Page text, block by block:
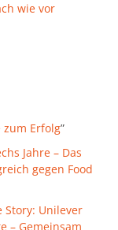
wie vor
zum Erfolg”
Jahre – Das
gegen Food
Story: Unilever
– Gemeinsam